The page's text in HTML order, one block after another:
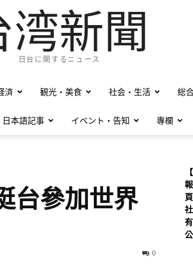
湾新聞
日台に関するニュース
済 観光・美食 社会・生活 総
日本語記事 イベント・告知 專欄
台參加世界
0